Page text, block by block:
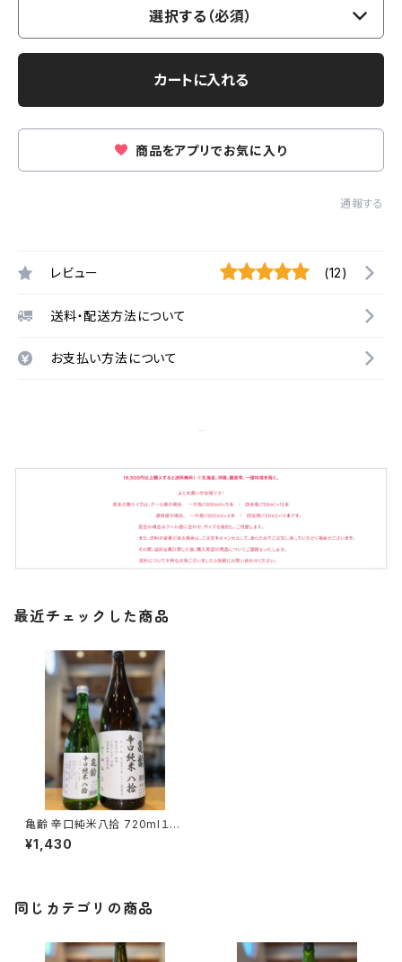
選択する（必須）
カートに入れる
商品をアプリでお気に入り
通報する
レビュー (12)
送料・配送方法について
お支払い方法について
最近チェックした商品
亀齢 辛口純米八拾 720ml１本
（亀齢酒造・広島県東広島市西
条本町）
¥1,430
同じカテゴリの商品